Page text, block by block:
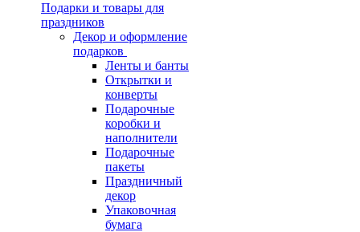
Подарки и товары для
праздников
Декор и оформление
подарков
Ленты и банты
Открытки и
конверты
Подарочные
коробки и
наполнители
Подарочные
пакеты
Праздничный
декор
Упаковочная
бумага